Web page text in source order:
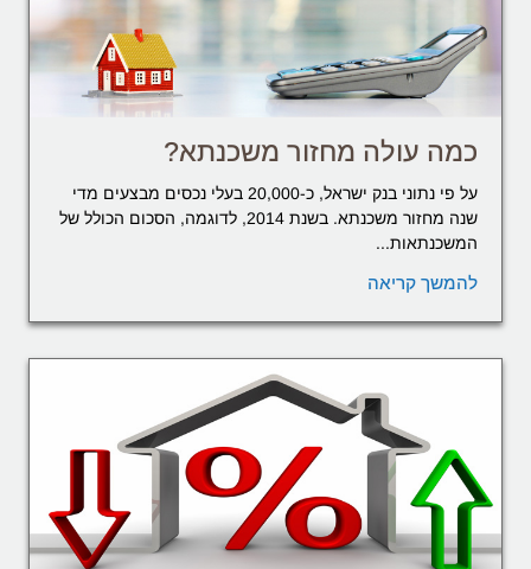
כמה עולה מחזור משכנתא?
על פי נתוני בנק ישראל, כ-20,000 בעלי נכסים מבצעים מדי
שנה מחזור משכנתא. בשנת 2014, לדוגמה, הסכום הכולל של
המשכנתאות...
להמשך קריאה